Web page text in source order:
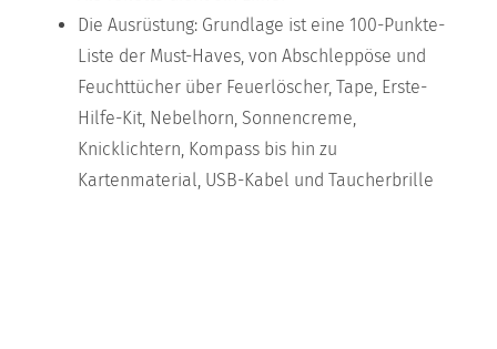
Die Ausrüstung: Grundlage ist eine 100-Punkte-
Liste der Must-Haves, von Abschleppöse und
Feuchttücher über Feuerlöscher, Tape, Erste-
Hilfe-Kit, Nebelhorn, Sonnencreme,
Knicklichtern, Kompass bis hin zu
Kartenmaterial, USB-Kabel und Taucherbrille